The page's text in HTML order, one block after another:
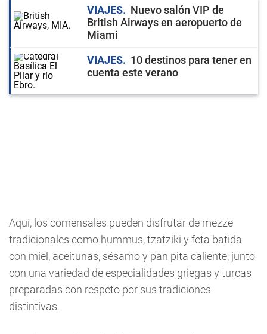
VIAJES
Nuevo salón VIP de
British Airways en aeropuerto de
Miami
VIAJES
10 destinos para tener en
cuenta este verano
Aquí, los comensales pueden disfrutar de mezze
tradicionales como hummus, tzatziki y feta batida
con miel, aceitunas, sésamo y pan pita caliente, junto
con una variedad de especialidades griegas y turcas
preparadas con respeto por sus tradiciones
distintivas.